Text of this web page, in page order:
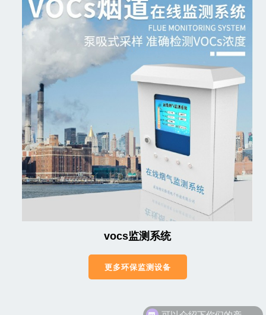
vocs监测系统
更多环保监测设备